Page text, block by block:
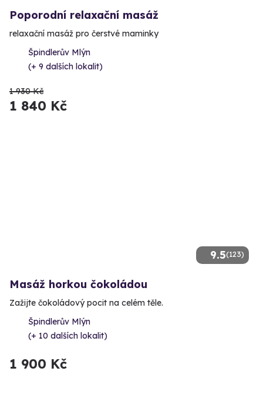
Poporodní relaxační masáž
relaxační masáž pro čerstvé maminky
Špindlerův Mlýn
(+ 9 dalších lokalit)
1 930 Kč
1 840 Kč
9.5(123)
Masáž horkou čokoládou
Zažijte čokoládový pocit na celém těle.
Špindlerův Mlýn
(+ 10 dalších lokalit)
1 900 Kč